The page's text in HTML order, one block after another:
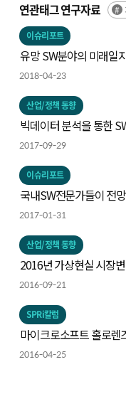
연관태그 연구자료
이슈리포트
유망 SW분야의 미래일
2018-04-23
산업/정책 동향
빅데이터 분석을 통한
2017-09-29
이슈리포트
국내SW전문가들이 전
2017-01-31
산업/정책 동향
2016년 가상현실 시장
2016-09-21
SPRi칼럼
마이크로소프트 홀로렌
2016-04-25